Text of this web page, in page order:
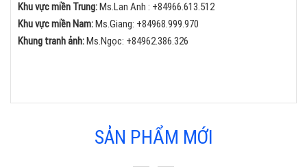
Khu vực miền Trung: Ms.Lan Anh : +84966.613.512
Khu vực miền Nam: Ms.Giang: +84968.999.970
Khung tranh ảnh: Ms.Ngọc: +84962.386.326
SẢN PHẨM MỚI